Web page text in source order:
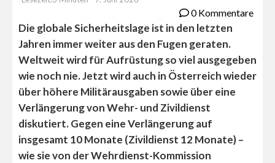
0 Kommentare
Die globale Sicherheitslage ist in den letzten
Jahren immer weiter aus den Fugen geraten.
Weltweit wird für Aufrüstung so viel ausgegeben
wie noch nie. Jetzt wird auch in Österreich wieder
über höhere Militärausgaben sowie über eine
Verlängerung von Wehr- und Zivildienst
diskutiert. Gegen eine Verlängerung auf
insgesamt 10 Monate (Zivildienst 12 Monate) –
wie sie von der Wehrdienst-Kommission